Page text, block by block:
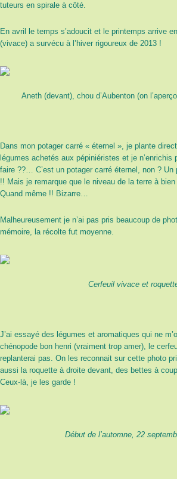
tuteurs en spirale à côté.
En avril le temps s’adoucit et le printemps arrive
(vivace) a survécu à l’hiver rigoureux de 2013 !
Aneth (devant), chou d’Aubenton (on
Dans mon potager carré « éternel », je plante
légumes achetés aux pépiniéristes et je
faire ??… C’est un potager carré éternel, non ? Un
!! Mais je remarque que le niveau de la terre à
Quand même !! Bizarre…
Malheureusement je n’ai pas pris beaucoup de
mémoire, la récolte fut moyenne.
Cerfeuil vivace et
J’ai essayé des légumes et aromatiques qui ne
chénopode bon henri (vraiment trop amer), le
replanterai pas. On les reconnait sur cette photo
aussi la roquette à droite devant, des bettes à
Ceux-là, je les garde !
Début de l’automne, 22